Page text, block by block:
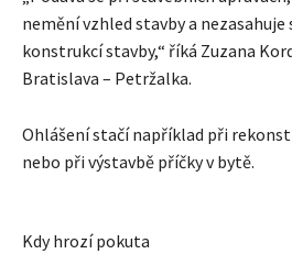
nemění vzhled stavby a nezasahuje
konstrukcí stavby,“ říká Zuzana
Bratislava – Petržalka.
Ohlášení stačí například při
nebo při výstavbě příčky v bytě.
Kdy hrozí pokuta